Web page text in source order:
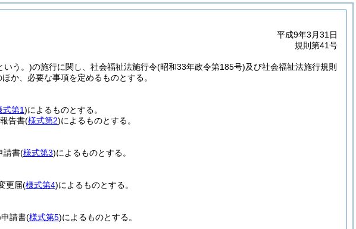
平成9年3月31日
規則第41号
いう。)の施行に関し、社会福祉法施行令(昭和33年政令第185号)及び社会福祉法施行規則
か、必要な事項を定めるものとする。
式第1)によるものとする。
告書(様式第2)によるものとする。
請書(様式第3)によるものとする。
更届(様式第4)によるものとする。
申請書(様式第5)によるものとする。